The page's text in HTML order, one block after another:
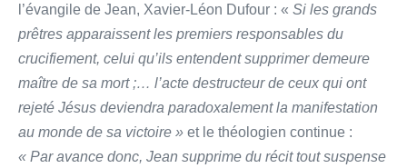
l’évangile de Jean, Xavier-Léon Dufour : « Si les grands
prêtres apparaissent les premiers responsables du
crucifiement, celui qu’ils entendent supprimer demeure
maître de sa mort ;… l’acte destructeur de ceux qui ont
rejeté Jésus deviendra paradoxalement la manifestation
au monde de sa victoire » et le théologien continue :
« Par avance donc, Jean supprime du récit tout suspense